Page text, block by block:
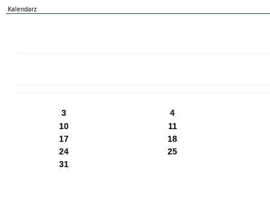
Kalendarz
3
4
10
11
17
18
24
25
31